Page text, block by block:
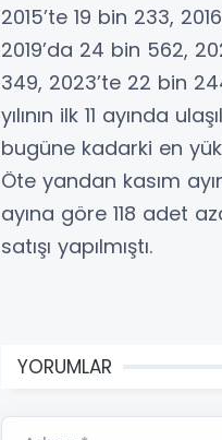
2015’te 19 bin 233,
2019’da 24 bin 562,
349, 2023’te 22 bin
yılının ilk 11 ayında
bugüne kadarki en
Öte yandan kasım
ayına göre 118 adet
satışı yapılmıştı.
YORUMLAR